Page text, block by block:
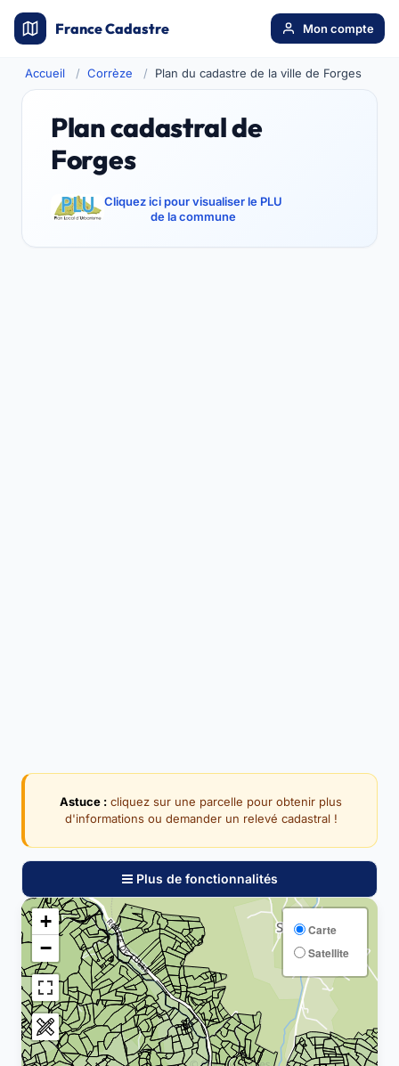
France Cadastre Mon compte
Accueil Corrèze Plan du cadastre de la ville de Forges
Plan cadastral de
Forges
Cliquez ici pour visualiser le PLU
de la commune
Astuce : cliquez sur une parcelle pour obtenir plus
d'informations ou demander un relevé cadastral !
Plus de fonctionnalités
+
−
Carte
Satellite